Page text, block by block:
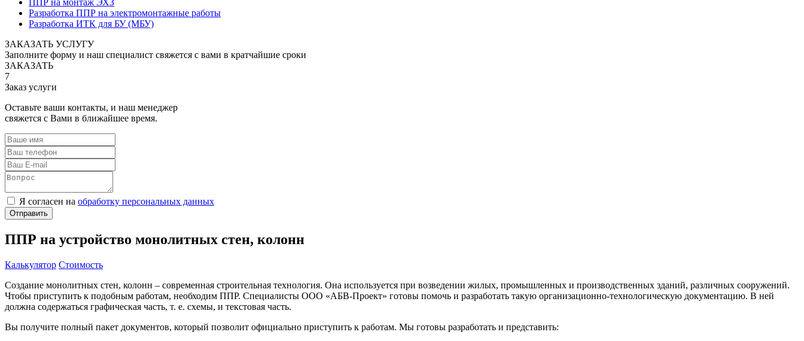
ППР на монтаж ЭХЗ
Разработка ППР на электромонтажные работы
Разработка ИТК для БУ (МБУ)
ЗАКАЗАТЬ УСЛУГУ
Заполните форму и наш специалист свяжется с вами в кратчайшие сроки
ЗАКАЗАТЬ
7
Заказ услуги
Оставьте ваши контакты, и наш менеджер
свяжется с Вами в ближайшее время.
Я согласен на обработку персональных данных
ППР на устройство монолитных стен, колонн
Калькулятор Стоимость
Создание монолитных стен, колонн – современная строительная технология. Она используется при возведении жилых, промышленных и производственных зданий, различных сооружений.
Чтобы приступить к подобным работам, необходим ППР. Специалисты ООО «АБВ-Проект» готовы помочь и разработать такую организационно-технологическую документацию. В ней
должна содержаться графическая часть, т. е. схемы, и текстовая часть.
Вы получите полный пакет документов, который позволит официально приступить к работам. Мы готовы разработать и представить: